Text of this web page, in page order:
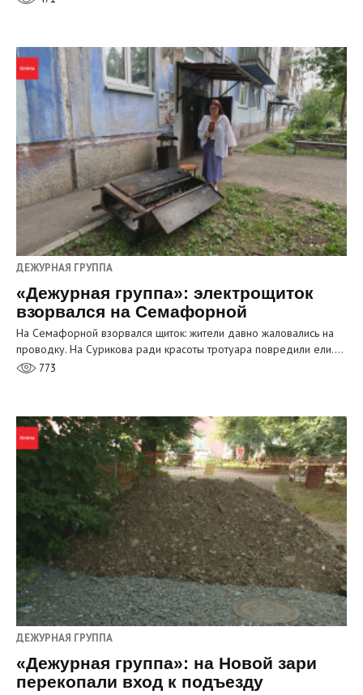
ДЕЖУРНАЯ ГРУППА
«Дежурная группа»: электрощиток
взорвался на Семафорной
На Семафорной взорвался щиток: жители давно жаловались на
проводку. На Сурикова ради красоты тротуара повредили ели.…
773
ДЕЖУРНАЯ ГРУППА
«Дежурная группа»: на Новой зари
перекопали вход к подъезду